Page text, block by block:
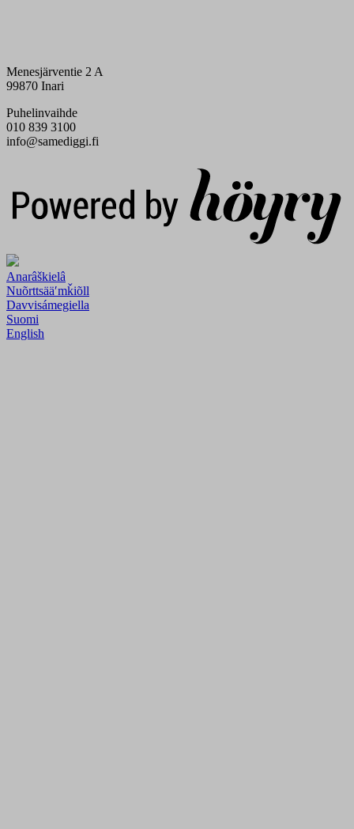
Menesjärventie 2 A
99870 Inari
Puhelinvaihde
010 839 3100
info@samediggi.fi
Anarâškielâ
Nuõrttsääʹmǩiõll
Davvisámegiella
Suomi
English